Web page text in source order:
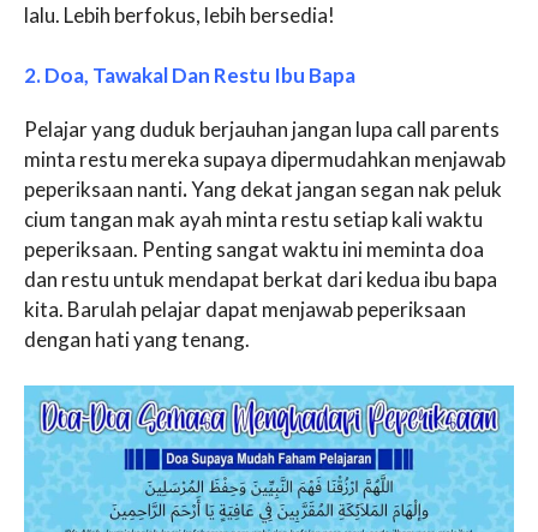
lalu. Lebih berfokus, lebih bersedia!
2. Doa, Tawakal Dan Restu Ibu Bapa
Pelajar yang duduk berjauhan jangan lupa call parents
minta restu mereka supaya dipermudahkan menjawab
peperiksaan nanti.Yang dekat jangan segan nak peluk
cium tangan mak ayah minta restu setiap kali waktu
peperiksaan. Penting sangat waktu ini meminta doa
dan restu untuk mendapat berkat dari kedua ibu bapa
kita. Barulah pelajar dapat menjawab peperiksaan
dengan hati yang tenang.